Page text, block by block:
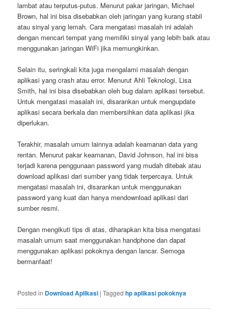
lambat atau terputus-putus. Menurut pakar jaringan, Michael
Brown, hal ini bisa disebabkan oleh jaringan yang kurang stabil
atau sinyal yang lemah. Cara mengatasi masalah ini adalah
dengan mencari tempat yang memiliki sinyal yang lebih baik atau
menggunakan jaringan WiFi jika memungkinkan.
Selain itu, seringkali kita juga mengalami masalah dengan
aplikasi yang crash atau error. Menurut Ahli Teknologi, Lisa
Smith, hal ini bisa disebabkan oleh bug dalam aplikasi tersebut.
Untuk mengatasi masalah ini, disarankan untuk mengupdate
aplikasi secara berkala dan membersihkan data aplikasi jika
diperlukan.
Terakhir, masalah umum lainnya adalah keamanan data yang
rentan. Menurut pakar keamanan, David Johnson, hal ini bisa
terjadi karena penggunaan password yang mudah ditebak atau
download aplikasi dari sumber yang tidak terpercaya. Untuk
mengatasi masalah ini, disarankan untuk menggunakan
password yang kuat dan hanya mendownload aplikasi dari
sumber resmi.
Dengan mengikuti tips di atas, diharapkan kita bisa mengatasi
masalah umum saat menggunakan handphone dan dapat
menggunakan aplikasi pokoknya dengan lancar. Semoga
bermanfaat!
Posted in Download Aplikasi |Tagged hp aplikasi pokoknya